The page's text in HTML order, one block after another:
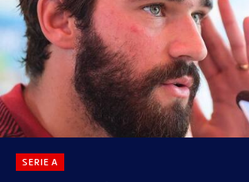
SERIE A